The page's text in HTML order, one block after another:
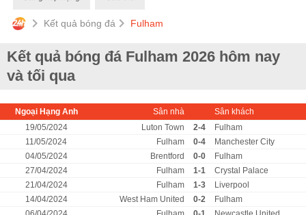
Kết quả bóng đá Fulham
Kết quả bóng đá Fulham 2026 hôm nay
và tối qua
Ngoại Hạng Anh Sân nhà
Sân khách
19/05/2024
Luton Town 2-4
Fulham
11/05/2024
Fulham 0-4
Manchester City
04/05/2024
Brentford 0-0
Fulham
27/04/2024
Fulham 1-1
Crystal Palace
21/04/2024
Fulham 1-3
Liverpool
14/04/2024
West Ham United 0-2
Fulham